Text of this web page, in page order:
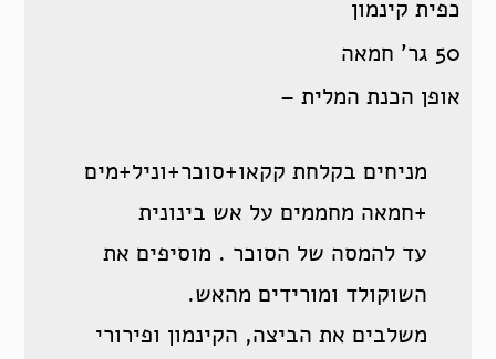
כפית קינמון
50 גר’ חמאה
אופן הכנת המלית –
מניחים בקלחת קקאו+סוכר+וניל+מים
+חמאה מחממים על אש בינונית
עד להמסה של הסוכר . מוסיפים את
השוקולד ומורידים מהאש.
משלבים את הביצה, הקינמון ופירורי